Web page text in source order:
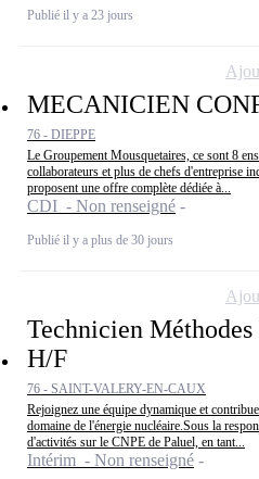
Publié il y a 23 jours
MECANICIEN
76 - DIEPPE
Le Groupement Mousquetaires, ce sont 8
collaborateurs et plus de chefs d'entreprise
proposent une offre complète dédiée à...
CDI - Non renseigné
Publié il y a plus de 30 jours
Technicien
H/F
76 - SAINT-VALERY-EN-CAUX
Rejoignez une équipe dynamique et
domaine de l'énergie nucléaire.Sous la
d'activités sur le CNPE de Paluel, en tant...
Intérim - Non renseigné